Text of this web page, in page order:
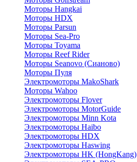
Моторы Hangkai
Моторы HDX
Моторы Parsun
Моторы Sea-Pro
Моторы Toyama
Моторы Reef Rider
Моторы Seanovo (Сианово)
Моторы Пуля
Электромоторы MakoShark
Моторы Wahoo
Электромоторы Flover
Электромоторы MotorGuide
Электромоторы Minn Kota
Электромоторы Haibo
Электромоторы HDX
Электромоторы Haswing
Электромоторы HK (HongKang)